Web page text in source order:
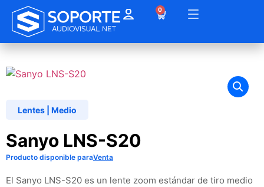
0
Lentes Medio
Sanyo LNS-S20
Producto disponible paraVenta
El Sanyo LNS-S20 es un lente zoom estándar de tiro medio